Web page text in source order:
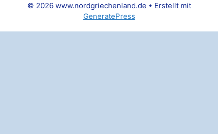
© 2026 www.nordgriechenland.de • Erstellt mit
GeneratePress